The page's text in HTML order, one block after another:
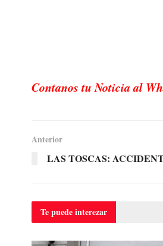
Contanos tu Noticia al
Anterior
LAS TOSCAS:
Te puedeinterezar